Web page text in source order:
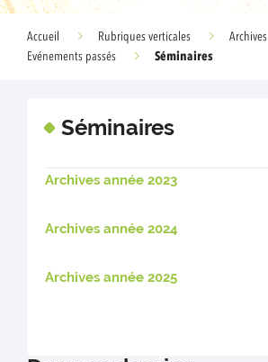
Accueil Rubriques verticales
Archives
Evénements passés
Séminaires
Séminaires
Archives année 2023
Archives année 2024
Archives année 2025